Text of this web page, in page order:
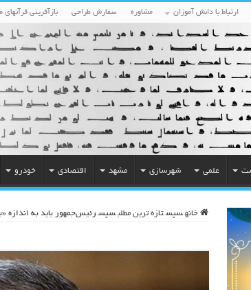
ارتباط با دانش آموزان مشاوره سفارش طراحی بازآفرینی قرآنهای
علمی شهرسازی مشهد اقتصادی خودرو
خانه سپس تازه ترین مطلب سپس رئیس‌جمهور باید به